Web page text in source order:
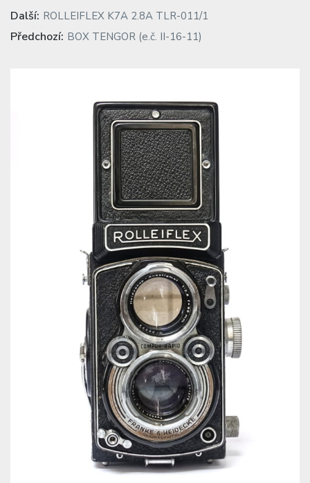
Navigace
pro
Další: Previous
post:
ROLLEIFLEX K7A 2.8A TLR-011/1
Předchozí: Next
BOX TENGOR (e.č. II-16-11)